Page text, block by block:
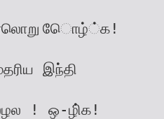
ேொழ்்க!
இந்தி
! ஒ-ழி்க!